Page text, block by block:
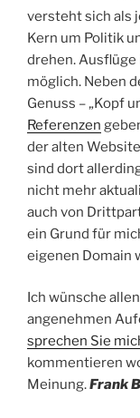
versteht sich als
Kern um Politik
drehen. Ausflüge
möglich. Neben
Genuss – „Kopf
Referenzen
der alten
sind dort
nicht mehr
auch von
ein Grund für
eigenen Domain
Ich wünsche
angenehmen
sprechen Sie
kommentieren
Meinung.Frank